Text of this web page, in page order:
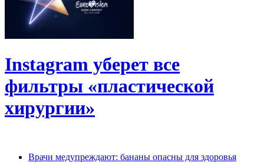
Instagram уберет все
фильтры «пластической
хирургии»
Врачи медупреждают: бананы опасны для здоровья